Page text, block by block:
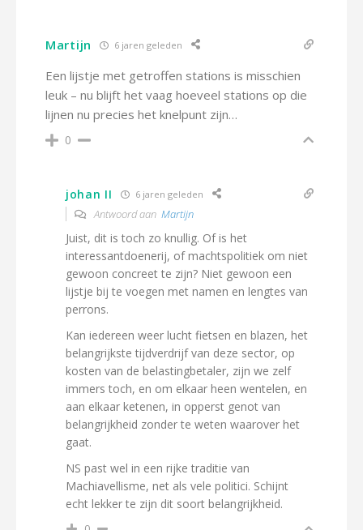
Martijn 6 jaren geleden
Een lijstje met getroffen stations is misschien
leuk – nu blijft het vaag hoeveel stations op die
lijnen nu precies het knelpunt zijn…
0
johan II 6 jaren geleden
Antwoord aan Martijn
Juist, dit is toch zo knullig. Of is het
interessantdoenerij, of machtspolitiek om niet
gewoon concreet te zijn? Niet gewoon een
lijstje bij te voegen met namen en lengtes van
perrons.
Kan iedereen weer lucht fietsen en blazen, het
belangrijkste tijdverdrijf van deze sector, op
kosten van de belastingbetaler, zijn we zelf
immers toch, en om elkaar heen wentelen, en
aan elkaar ketenen, in opperst genot van
belangrijkheid zonder te weten waarover het
gaat.
NS past wel in een rijke traditie van
Machiavellisme, net als vele politici. Schijnt
echt lekker te zijn dit soort belangrijkheid.